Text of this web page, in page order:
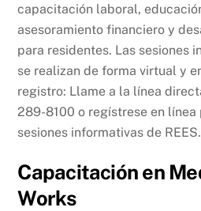
capacitación laboral,
asesoramiento financiero y
para residentes. Las sesiones
se realizan de forma virtual y
registro: Llame a la línea
289-8100 o regístrese en línea
sesiones informativas de REES.
Capacitación en
Works